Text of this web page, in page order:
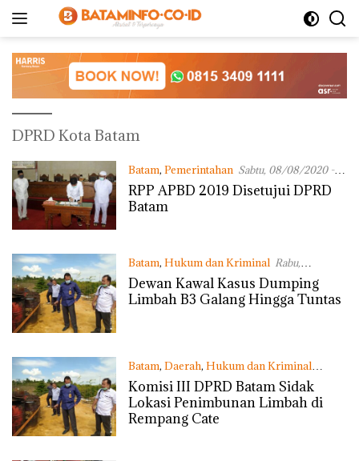
DPRD Kota Batam
Batam, Pemerintahan Sabtu, 08/08/2020 -
11:13 WIB
RPP APBD 2019 Disetujui DPRD
Batam
Batam, Hukum dan Kriminal Rabu,
20/05/2020 - 17:55 WIB
Dewan Kawal Kasus Dumping
Limbah B3 Galang Hingga Tuntas
Batam, Daerah, Hukum dan Kriminal
Selasa, 05/05/2020 - 07:54 WIB
Komisi III DPRD Batam Sidak
Lokasi Penimbunan Limbah di
Rempang Cate